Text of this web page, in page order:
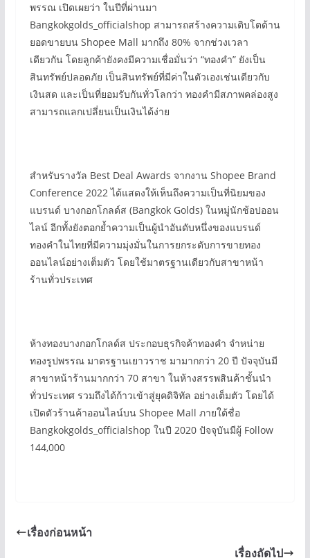
พรรณ เปิดเผยว่า ในปีที่ผ่านมา
Bangkokgolds_officialshop สามารถสร้างความเติบโตด้าน
ยอดขายบน Shopee Mall มากถึง 80% จากช่วงเวลา
เดียวกัน โดยลูกค้ายังคงมีความเชื่อมั่นว่า “ทองคำ” ยังเป็น
สินทรัพย์ปลอดภัย เป็นสินทรัพย์ที่มีค่าในตัวเองเช่นเดียวกับ
เงินสด และเป็นที่ยอมรับกันทั่วโลกว่า ทองคำมีสภาพคล่องสูง
สามารถแลกเปลี่ยนเป็นเงินได้ง่าย
สำหรับรางวัล Best Deal Awards จากงาน Shopee Brand
Conference 2022 ได้แสดงให้เห็นถึงความเป็นที่นิยมของ
แบรนด์ บางกอกโกลด์ส (Bangkok Golds) ในหมู่นักช้อปออน
ไลน์ อีกทั้งยังตอกย้ำความเป็นผู้นำอันดับหนึ่งของแบรนด์
ทองคำในไทยที่มีความมุ่งมั่นในการยกระดับการขายทอง
ออนไลน์อย่างเต็มตัว โดยใช้มาตรฐานเดียวกับสาขาหน้า
ร้านทั่วประเทศ
ห้างทองบางกอกโกลด์ส ประกอบธุรกิจค้าทองคำ จำหน่าย
ทองรูปพรรณ มาตรฐานเยาวราช มามากกว่า 20 ปี ปัจจุบันมี
สาขาหน้าร้านมากกว่า 70 สาขา ในห้างสรรพสินค้าชั้นนำ
ทั่วประเทศ รวมถึงได้ก้าวเข้าสู่ยุคดิจิทัล อย่างเต็มตัว โดยได้
เปิดตัวร้านค้าออนไลน์บน Shopee Mall ภายใต้ชื่อ
Bangkokgolds_officialshop ในปี 2020 ปัจจุบันมีผู้ Follow
144,000
เรื่องก่อนหน้า
เรื่องถัดไป